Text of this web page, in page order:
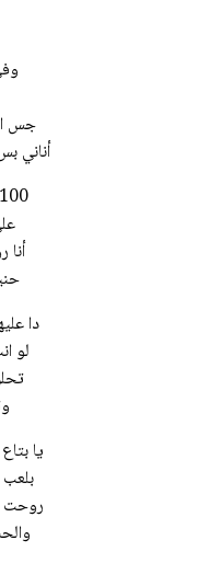
جس
أناني
100 فل و 100 ياسمين
دا
لو
يا
روحت